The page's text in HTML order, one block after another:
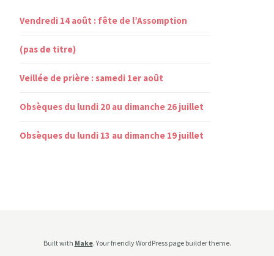
Vendredi 14 août : fête de l’Assomption
(pas de titre)
Veillée de prière : samedi 1er août
Obsèques du lundi 20 au dimanche 26 juillet
Obsèques du lundi 13 au dimanche 19 juillet
Built with Make. Your friendly WordPress page builder theme.